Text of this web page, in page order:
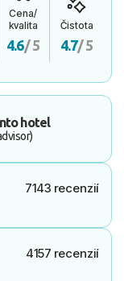
Cena/
kvalita
4.6/ 5
Čistota
4.7/ 5
hotel
7143 recenzií
4157 recenzií